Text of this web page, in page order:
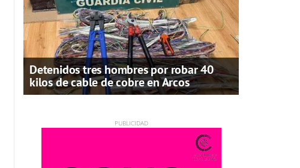
Detenidos tres hombres por robar 40
kilos de cable de cobre en Arcos